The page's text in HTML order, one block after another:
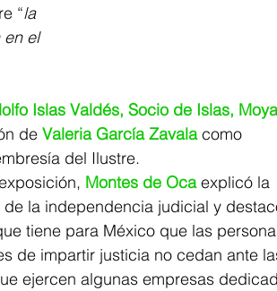
“la
en el
Islas Valdés, Socio de Islas,
de Valeria García Zavala como
del Ilustre.
Montes de Oca explicó la
de la independencia judicial y
tiene para México que las
de impartir justicia no cedan ante
ejercen algunas empresas